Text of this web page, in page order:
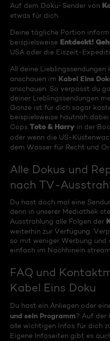
Auf dem Doku-Sender von
etwas für dich.
Deine tägliche Portion
beispielsweise Entdeckt!
USA oder die Eiszeit-
All deine
anschauen im Kabel Eins
anschauen. So verpasst du
deiner Lieblingssendungen
Ganze ist für dich sogar
beispielsweise hautnah
Cops Toto & Harry in der
oder wenn die US-
dem Wasser für Recht und
Alle Dokus und
nach TV-
Du hast doch mal eine
denn in unserer Mediathek
Ausstrahlung alle Folgen der
weiterhin zur Verfügung.
so mit weniger Werbung und
einfach im Nachhinein
FAQ und
Kabel Eins Doku
Du hast ein Anliegen oder
und sein Programm? Auf der
alle wichtigen Infos für dich
Eigene Infoseiten gibt es